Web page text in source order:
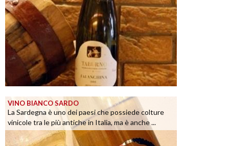
VINO BIANCO SARDO
La Sardegna è uno dei paesi che possiede colture
vinicole tra le più antiche in Italia, ma è anche ...